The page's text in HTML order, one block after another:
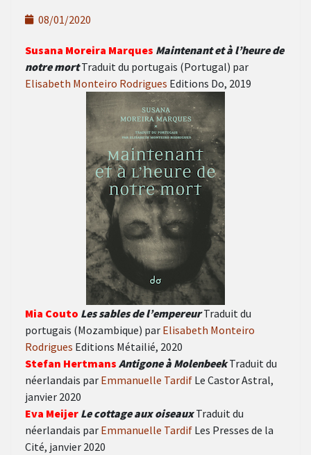
08/01/2020
Susana Moreira Marques Maintenant et à l’heure de
notre mortTraduit du portugais (Portugal) par
Elisabeth Monteiro Rodrigues Editions Do, 2019
Mia Couto Les sables de l’empereurTraduit du
portugais (Mozambique) par Elisabeth Monteiro
Rodrigues Editions Métailié, 2020
Stefan Hertmans Antigone à MolenbeekTraduit du
néerlandais par Emmanuelle Tardif Le Castor Astral,
janvier 2020
Eva Meijer Le cottage aux oiseauxTraduit du
néerlandais par Emmanuelle Tardif Les Presses de la
Cité, janvier 2020